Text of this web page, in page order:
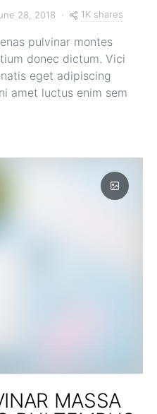
28, 2018 1K shares
pulvinar montes
donec dictum. Vici
eget adipiscing
amet luctus enim sem
MASSA